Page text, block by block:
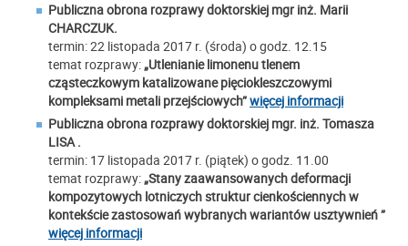
Publiczna obrona rozprawy doktorskiej mgr inż. Marii
CHARCZUK.
termin: 22 listopada 2017 r. (środa) o godz. 12.15
temat rozprawy:„Utlenianie limonenu tlenem
cząsteczkowym katalizowane pięciokleszczowymi
kompleksami metali przejściowych”więcej informacji
Publiczna obrona rozprawy doktorskiej mgr. inż. Tomasza
LISA.
termin: 17 listopada 2017 r. (piątek) o godz. 11.00
temat rozprawy:„Stany zaawansowanych deformacji
kompozytowych lotniczych struktur cienkościennych w
kontekście zastosowań wybranych wariantów usztywnień ”
więcej informacji